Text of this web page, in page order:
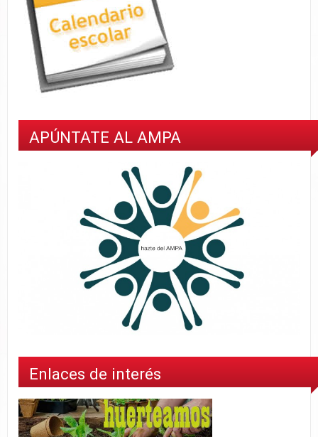
APÚNTATE AL AMPA
Enlaces de interés